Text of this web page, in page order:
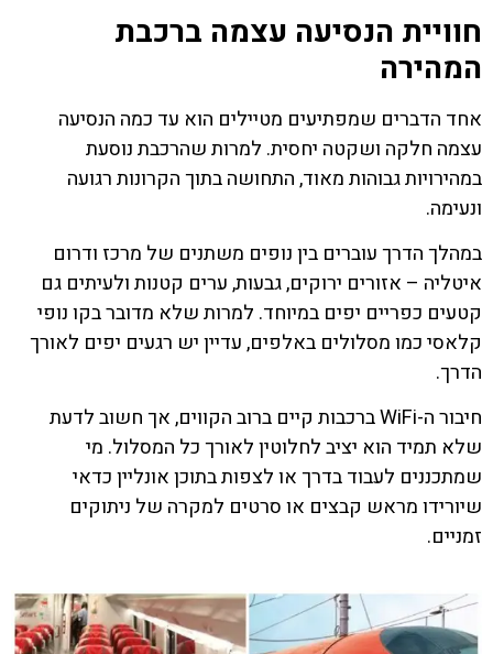
חוויית הנסיעה עצמה ברכבת
המהירה
אחד הדברים שמפתיעים מטיילים הוא עד כמה הנסיעה
עצמה חלקה ושקטה יחסית. למרות שהרכבת נוסעת
במהירויות גבוהות מאוד, התחושה בתוך הקרונות רגועה
ונעימה.
במהלך הדרך עוברים בין נופים משתנים של מרכז ודרום
איטליה – אזורים ירוקים, גבעות, ערים קטנות ולעיתים גם
קטעים כפריים יפים במיוחד. למרות שלא מדובר בקו נופי
קלאסי כמו מסלולים באלפים, עדיין יש רגעים יפים לאורך
הדרך.
חיבור ה-WiFi ברכבות קיים ברוב הקווים, אך חשוב לדעת
שלא תמיד הוא יציב לחלוטין לאורך כל המסלול. מי
שמתכננים לעבוד בדרך או לצפות בתוכן אונליין כדאי
שיורידו מראש קבצים או סרטים למקרה של ניתוקים
זמניים.